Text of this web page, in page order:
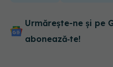
Urmărește-ne și pe
abonează‑te!